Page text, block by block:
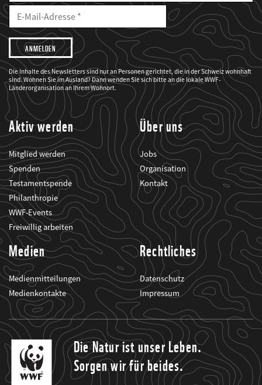
E-
Mailadresse
E-
Adresse
Ich
möchte,
dass
der
WWF
mich
über
seine
Projekte
informiert.
Die Inhalte des Newsletters sind nur an Personen gerichtet, die in der Schweiz wohnhaft
sind. Wohnen Sie im Ausland? Dann wenden Sie sich bitte an die lokale WWF-
Länderorganisation an Ihrem Wohnort.
Aktiv werden
Mitglied werden
Spenden
Testamentspende
Philanthropie
WWF-Events
Freiwillig arbeiten
Über uns
Jobs
Organisation
Kontakt
Medien
Medienmitteilungen
Medienkontakte
Rechtliches
Datenschutz
Impressum
Die Natur ist unser Leben.
Sorgen wir für beides.